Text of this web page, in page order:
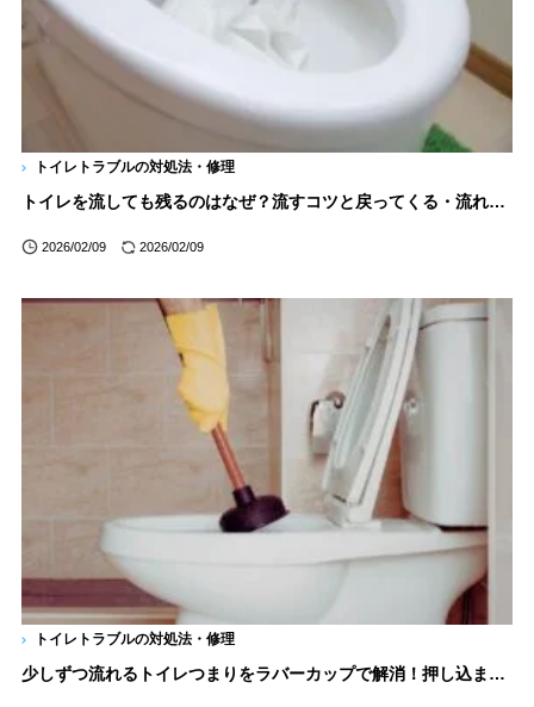
トイレトラブルの対処法・修理
トイレを流しても残るのはなぜ？流すコツと戻ってくる・流れきらない時の対処法を解説
2026/02/09 2026/02/09
トイレトラブルの対処法・修理
少しずつ流れるトイレつまりをラバーカップで解消！押し込まないすっぽんの使い方コツ